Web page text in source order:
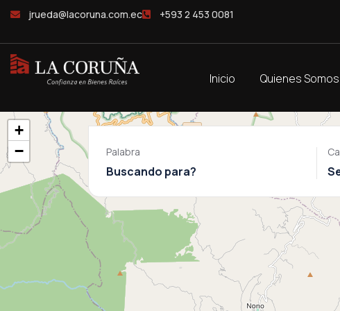
jrueda@lacoruna.com.ec
+593 2 453 0081
Inicio Quienes Somos
Palabra
+
−